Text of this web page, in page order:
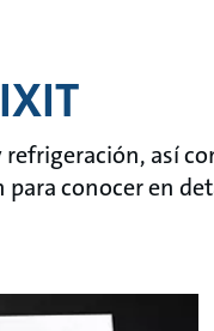
así
conocer en